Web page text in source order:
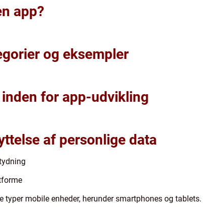
app?
og eksempler
for app-udvikling
af personlige data
mobile enheder, herunder smartphones og